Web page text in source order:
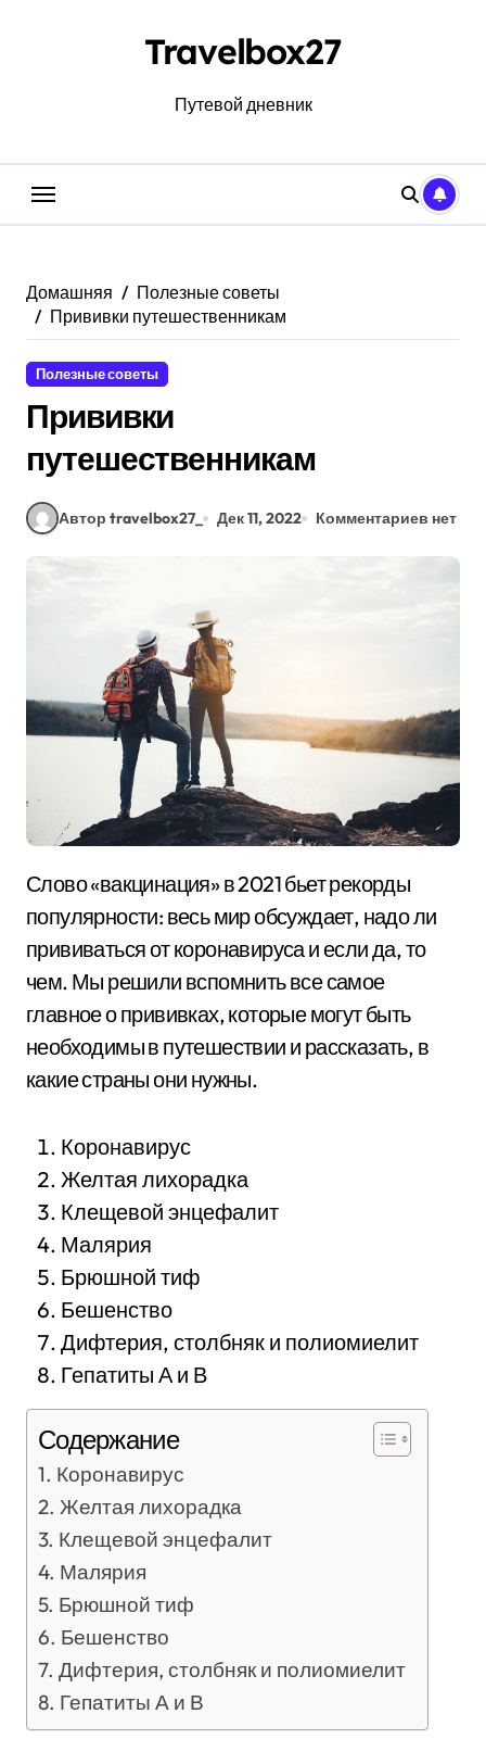
Travelbox27
Путевой дневник
Домашняя
Полезные советы
Прививки путешественникам
Полезные советы
Прививки
путешественникам
Автор travelbox27_ Дек 11, 2022 Комментариев нет
Слово «вакцинация» в 2021 бьет рекорды
популярности: весь мир обсуждает, надо ли
прививаться от коронавируса и если да, то
чем. Мы решили вспомнить все самое
главное о прививках, которые могут быть
необходимы в путешествии и рассказать, в
какие страны они нужны.
Коронавирус
Желтая лихорадка
Клещевой энцефалит
Малярия
Брюшной тиф
Бешенство
Дифтерия, столбняк и полиомиелит
Гепатиты А и В
Содержание
Коронавирус
Желтая лихорадка
Клещевой энцефалит
Малярия
Брюшной тиф
Бешенство
Дифтерия, столбняк и полиомиелит
Гепатиты А и В